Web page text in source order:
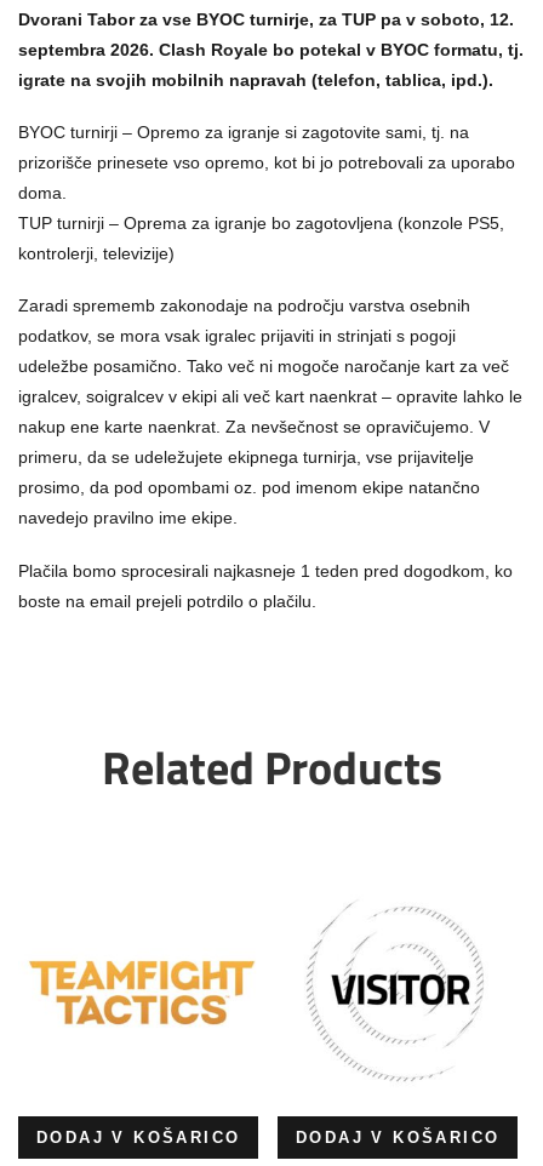
Dvorani Tabor za vse BYOC turnirje, za TUP pa v soboto, 12.
septembra 2026. Clash Royale bo potekal v BYOC formatu, tj.
igrate na svojih mobilnih napravah (telefon, tablica, ipd.).
BYOC turnirji – Opremo za igranje si zagotovite sami, tj. na
prizorišče prinesete vso opremo, kot bi jo potrebovali za uporabo
doma.
TUP turnirji – Oprema za igranje bo zagotovljena (konzole PS5,
kontrolerji, televizije)
Zaradi sprememb zakonodaje na področju varstva osebnih
podatkov, se mora vsak igralec prijaviti in strinjati s pogoji
udeležbe posamično. Tako več ni mogoče naročanje kart za več
igralcev, soigralcev v ekipi ali več kart naenkrat – opravite lahko le
nakup ene karte naenkrat. Za nevšečnost se opravičujemo. V
primeru, da se udeležujete ekipnega turnirja, vse prijavitelje
prosimo, da pod opombami oz. pod imenom ekipe natančno
navedejo pravilno ime ekipe.
Plačila bomo sprocesirali najkasneje 1 teden pred dogodkom, ko
boste na email prejeli potrdilo o plačilu.
Related Products
DODAJ V KOŠARICO DODAJ V KOŠARICO